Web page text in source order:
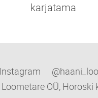
karjatama
Instagram
OÜ, Horoski